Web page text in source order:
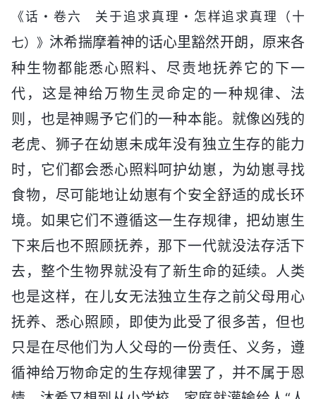
《话・卷六 关于追求真理・怎样追求真理（十
七）》 沐希揣摩着神的话心里豁然开朗，原来各
种生物都能悉心照料、尽责地抚养它的下一
代，这是神给万物生灵命定的一种规律、法
则，也是神赐予它们的一种本能。就像凶残的
老虎、狮子在幼崽未成年没有独立生存的能力
时，它们都会悉心照料呵护幼崽，为幼崽寻找
食物，尽可能地让幼崽有个安全舒适的成长环
境。如果它们不遵循这一生存规律，把幼崽生
下来后也不照顾抚养，那下一代就没法存活下
去，整个生物界就没有了新生命的延续。人类
也是这样，在儿女无法独立生存之前父母用心
抚养、悉心照顾，即使为此受了很多苦，但也
只是在尽他们为人父母的一份责任、义务，遵
循神给万物命定的生存规律罢了，并不属于恩